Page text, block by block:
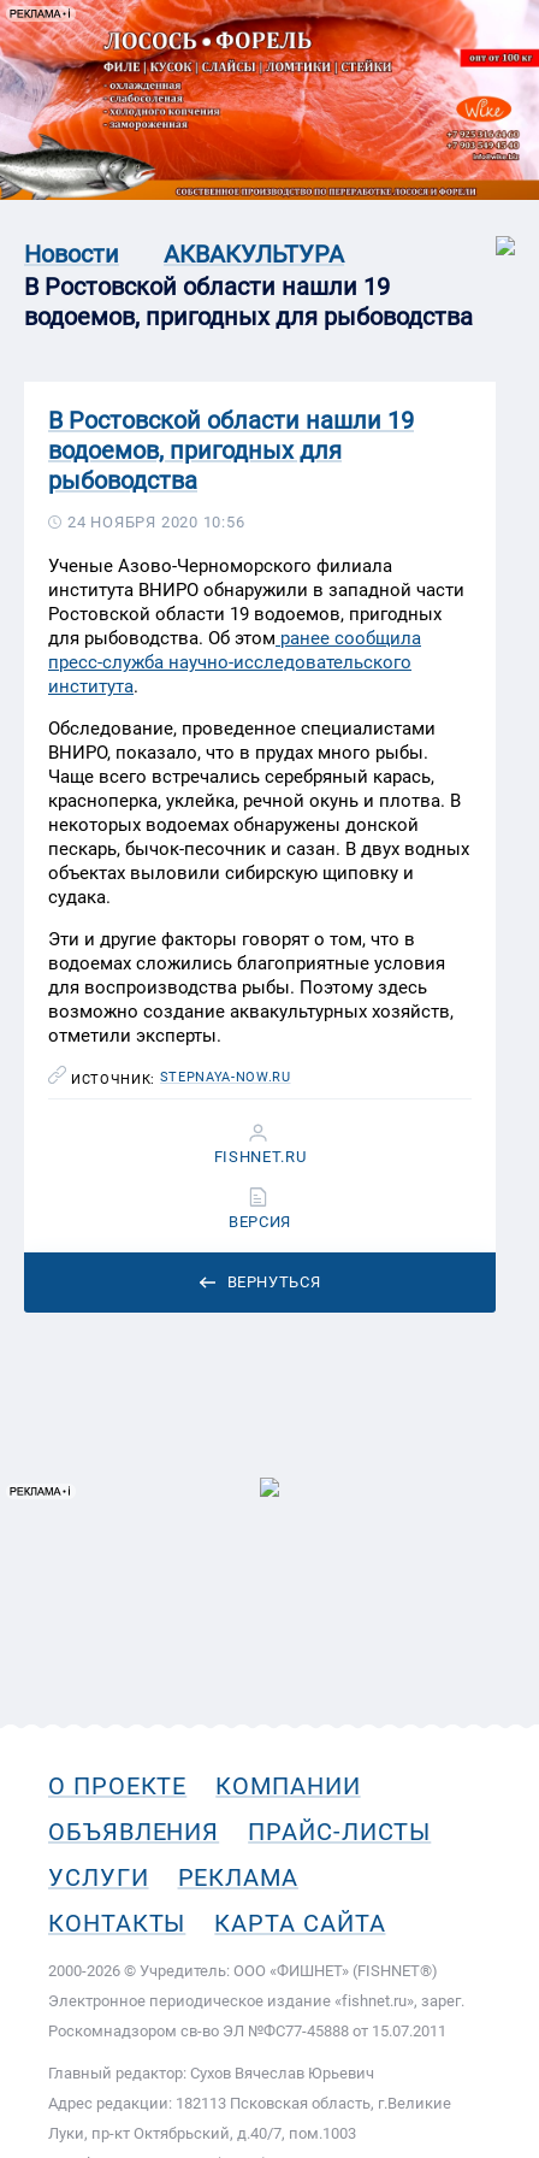
Новости
АКВАКУЛЬТУРА
В Ростовской области нашли 19
водоемов, пригодных для рыбоводства
В Ростовской области нашли 19
водоемов, пригодных для
рыбоводства
24 НОЯБРЯ 2020 10:56
Ученые Азово-Черноморского филиала
института ВНИРО обнаружили в западной части
Ростовской области 19 водоемов, пригодных
для рыбоводства. Об этом ранее сообщила
пресс-служба научно-исследовательского
института.
Обследование, проведенное специалистами
ВНИРО, показало, что в прудах много рыбы.
Чаще всего встречались серебряный карась,
красноперка, уклейка, речной окунь и плотва. В
некоторых водоемах обнаружены донской
пескарь, бычок-песочник и сазан. В двух водных
объектах выловили сибирскую щиповку и
судака.
Эти и другие факторы говорят о том, что в
водоемах сложились благоприятные условия
для воспроизводства рыбы. Поэтому здесь
возможно создание аквакультурных хозяйств,
отметили эксперты.
ИСТОЧНИК: STEPNAYA-NOW.RU
ВЕРНУТЬСЯ
FISHNET.RU
ВЕРСИЯ
О ПРОЕКТЕ
КОМПАНИИ
ОБЪЯВЛЕНИЯ
ПРАЙС-ЛИСТЫ
УСЛУГИ
РЕКЛАМА
КОНТАКТЫ
КАРТА САЙТА
2000-2026 © Учредитель: ООО «ФИШНЕТ» (FISHNET®)
Электронное периодическое издание «fishnet.ru», зарег.
Роскомнадзором cв-во ЭЛ №ФС77-45888 от 15.07.2011
Главный редактор: Сухов Вячеслав Юрьевич
Адрес редакции: 182113 Псковская область, г.Великие
Луки, пр-кт Октябрьский, д.40/7, пом.1003